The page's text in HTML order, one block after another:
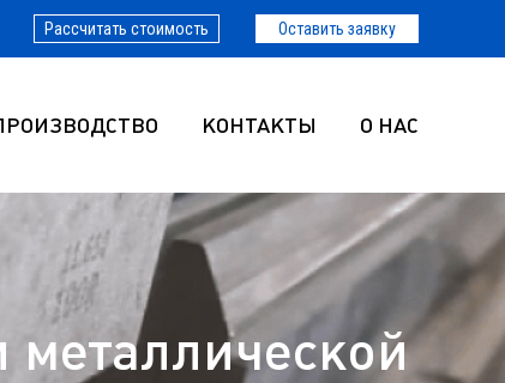
Рассчитать стоимость Оставить заявку
КОНТАКТЫ О НАС
металлической